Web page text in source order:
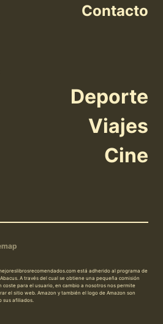
Contacto
Deporte
Viajes
Cine
está adherido al programa de
A través del cual se obtiene una pequeña comisión
coste para el usuario, en cambio a nosotros nos permite
el sitio web. Amazon y también el logo de Amazon son
sus afiliados.